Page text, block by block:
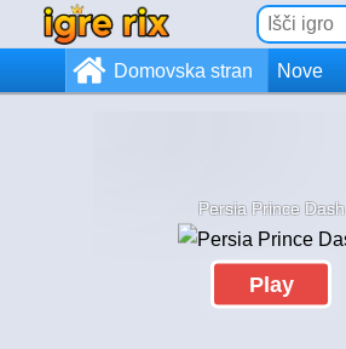
Domovska stran Nove
Persia Prince Dash
Play